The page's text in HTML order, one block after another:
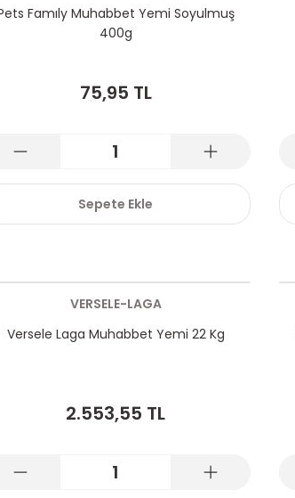
Famıly Muhabbet Yemi Soyulmuş
400g
75,95 TL
Sepete Ekle
VERSELE-LAGA
Versele Laga Muhabbet Yemi 22 Kg
2.553,55 TL